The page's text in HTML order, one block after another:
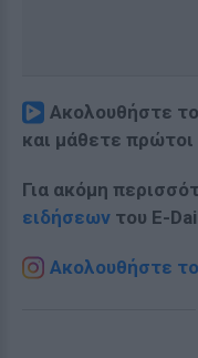
Ακολουθήστε
και μάθετε πρώτοι
Για ακόμη
ειδήσεων του E-
Ακολουθήστε